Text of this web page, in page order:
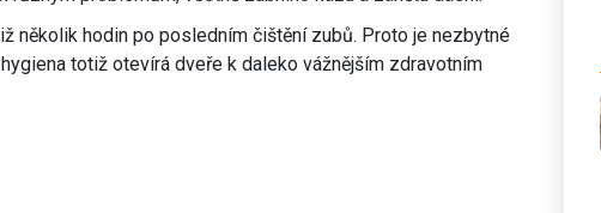
několik hodin po posledním čištění zubů. Proto je nezbytné
totiž otevírá dveře k daleko vážnějším zdravotním